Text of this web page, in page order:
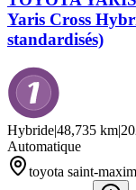
Yaris Cross
standardisés)
Hybride|48,735 km|
Automatique
toyota saint-